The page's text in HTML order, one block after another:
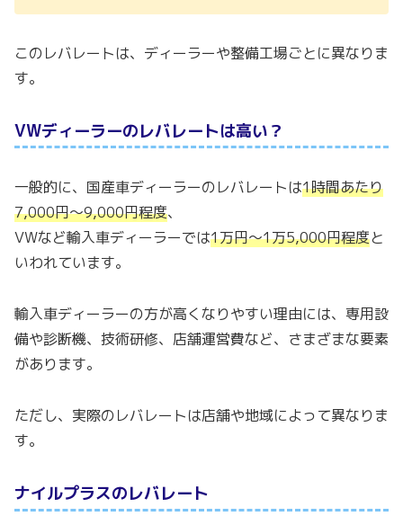
このレバレートは、ディーラーや整備工場ごとに異なりま
す。
VWディーラーのレバレートは高い？
一般的に、国産車ディーラーのレバレートは1時間あたり
7,000円〜9,000円程度、
VWなど輸入車ディーラーでは1万円〜1万5,000円程度と
いわれています。
輸入車ディーラーの方が高くなりやすい理由には、専用設
備や診断機、技術研修、店舗運営費など、さまざまな要素
があります。
ただし、実際のレバレートは店舗や地域によって異なりま
す。
ナイルプラスのレバレート